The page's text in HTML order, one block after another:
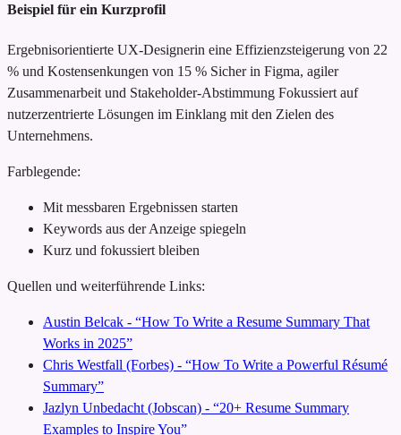
Beispiel für ein Kurzprofil
Ergebnisorientierte UX-Designerin eine Effizienzsteigerung von 22
% und Kostensenkungen von 15 % Sicher in Figma, agiler
Zusammenarbeit und Stakeholder-Abstimmung Fokussiert auf
nutzerzentrierte Lösungen im Einklang mit den Zielen des
Unternehmens.
Farblegende:
Mit messbaren Ergebnissen starten
Keywords aus der Anzeige spiegeln
Kurz und fokussiert bleiben
Quellen und weiterführende Links:
Austin Belcak - “How To Write a Resume Summary That
Works in 2025”
Chris Westfall (Forbes) - “How To Write a Powerful Résumé
Summary”
Jazlyn Unbedacht (Jobscan) - “20+ Resume Summary
Examples to Inspire You”